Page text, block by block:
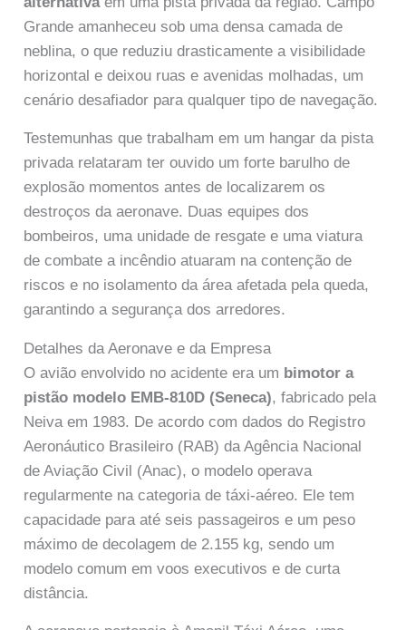
Grande amanheceu sob uma densa camada de
neblina, o que reduziu drasticamente a visibilidade
horizontal e deixou ruas e avenidas molhadas, um
cenário desafiador para qualquer tipo de navegação.
Testemunhas que trabalham em um hangar da pista
privada relataram ter ouvido um forte barulho de
explosão momentos antes de localizarem os
destroços da aeronave. Duas equipes dos
bombeiros, uma unidade de resgate e uma viatura
de combate a incêndio atuaram na contenção de
riscos e no isolamento da área afetada pela queda,
garantindo a segurança dos arredores.
Detalhes da Aeronave e da Empresa
O avião envolvido no acidente era um bimotor a
pistão modelo EMB-810D (Seneca), fabricado pela
Neiva em 1983. De acordo com dados do Registro
Aeronáutico Brasileiro (RAB) da Agência Nacional
de Aviação Civil (Anac), o modelo operava
regularmente na categoria de táxi-aéreo. Ele tem
capacidade para até seis passageiros e um peso
máximo de decolagem de 2.155 kg, sendo um
modelo comum em voos executivos e de curta
distância.